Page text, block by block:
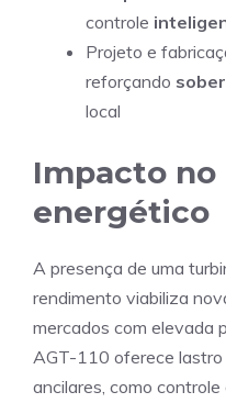
controle
Projeto e
reforçando
local
Impacto
energético
A presença de uma
rendimento viabiliza
mercados com elevada
AGT-110 oferece lastro
ancilares, como controle